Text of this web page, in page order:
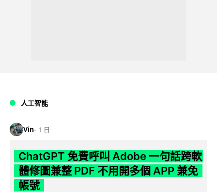
人工智能
Vin 1 日
ChatGPT 免費呼叫 Adobe 一句話跨軟
體修圖兼整 PDF 不用開多個 APP 兼免
帳號